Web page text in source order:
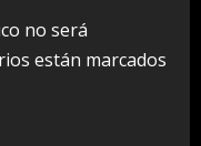
no será
están marcados